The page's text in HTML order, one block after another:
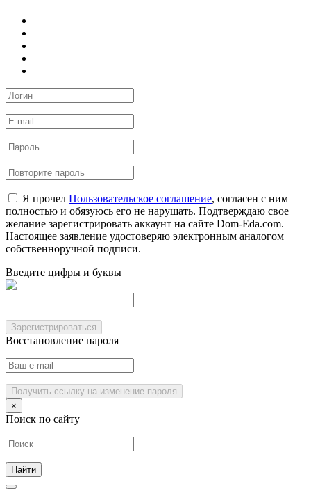
Я прочел Пользовательское соглашение, согласен с ним
полностью и обязуюсь его не нарушать. Подтверждаю свое
желание зарегистрировать аккаунт на сайте Dom-Eda.com.
Настоящее заявление удостоверяю электронным аналогом
собственноручной подписи.
Введите цифры и буквы
Зарегистрироваться
Восстановление пароля
Получить ссылку на изменение пароля
×
Поиск по сайту